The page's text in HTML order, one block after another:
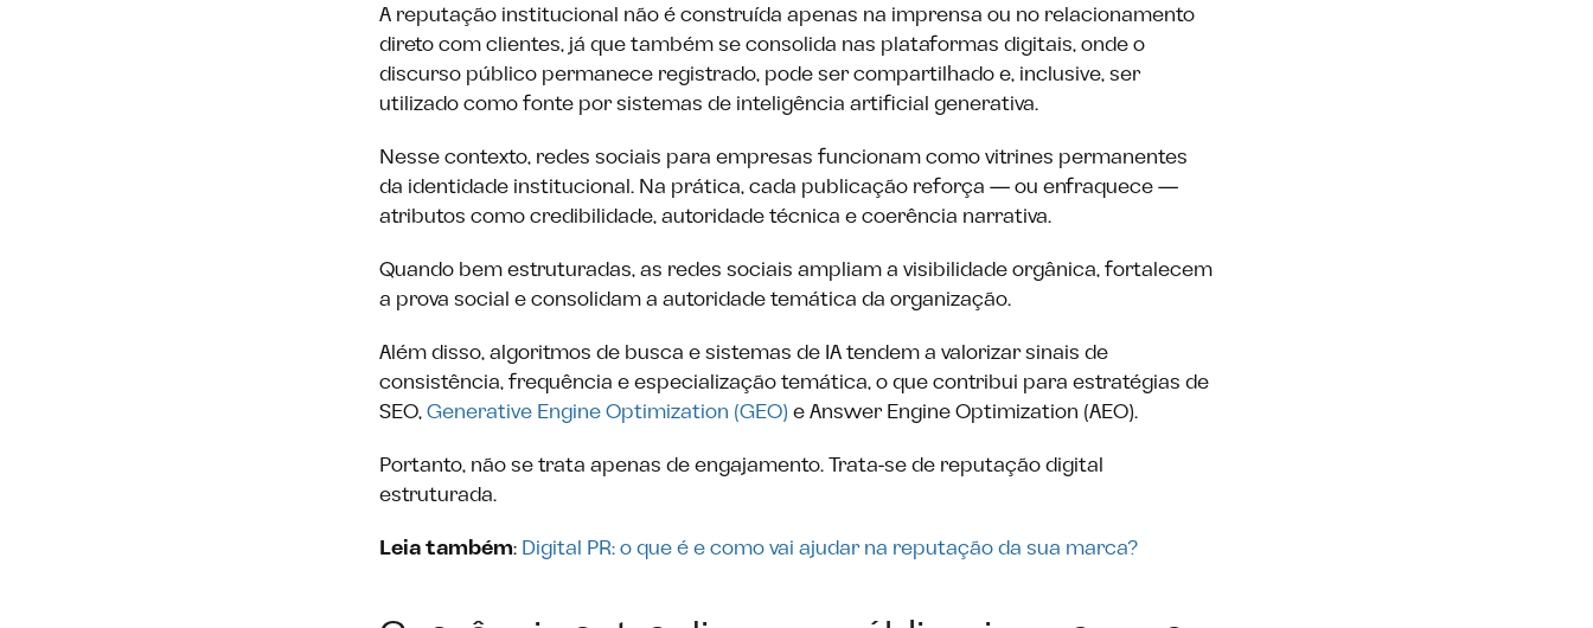
A reputação institucional não é construída apenas na imprensa ou no relacionamento
direto com clientes, já que também se consolida nas plataformas digitais, onde o
discurso público permanece registrado, pode ser compartilhado e, inclusive, ser
utilizado como fonte por sistemas de inteligência artificial generativa.
Nesse contexto, redes sociais para empresas funcionam como vitrines permanentes
da identidade institucional. Na prática, cada publicação reforça — ou enfraquece —
atributos como credibilidade, autoridade técnica e coerência narrativa.
Quando bem estruturadas, as redes sociais ampliam a visibilidade orgânica, fortalecem
a prova social e consolidam a autoridade temática da organização.
Além disso, algoritmos de busca e sistemas de IA tendem a valorizar sinais de
consistência, frequência e especialização temática, o que contribui para estratégias de
SEO,Generative Engine Optimization (GEO) e Answer Engine Optimization (AEO).
Portanto, não se trata apenas de engajamento. Trata-se de reputação digital
estruturada.
Leia também: Digital PR: o que é e como vai ajudar na reputação da sua marca?